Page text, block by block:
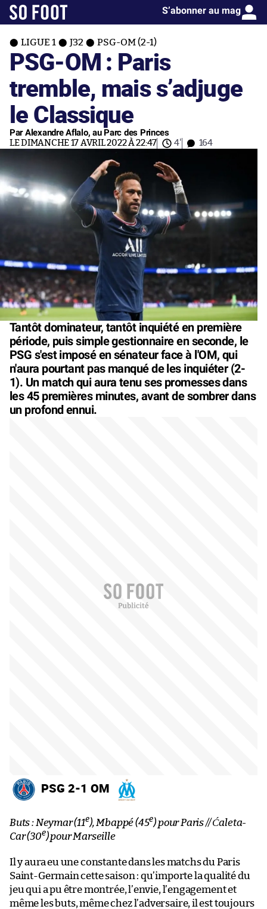
S’abonner au mag
LIGUE 1 J32 PSG-OM (2-1)
PSG-OM : Paris
tremble, mais s’adjuge
le Classique
Par Alexandre Aflalo, au Parc des Princes
LE DIMANCHE 17 AVRIL 2022 À 22:47 4' 164
Tantôt dominateur, tantôt inquiété en première
période, puis simple gestionnaire en seconde, le
PSG s'est imposé en sénateur face à l'OM, qui
n'aura pourtant pas manqué de les inquiéter (2-
1). Un match qui aura tenu ses promesses dans
les 45 premières minutes, avant de sombrer dans
un profond ennui.
PSG 2-1 OM
Buts : Neymar (11e), Mbappé (45e) pour Paris // Ćaleta-
Car (30e) pour Marseille
Il y aura eu une constante dans les matchs du Paris
Saint-Germain cette saison : qu’importe la qualité du
jeu qui a pu être montrée, l’envie, l’engagement et
même les buts, même chez l’adversaire, il est toujours